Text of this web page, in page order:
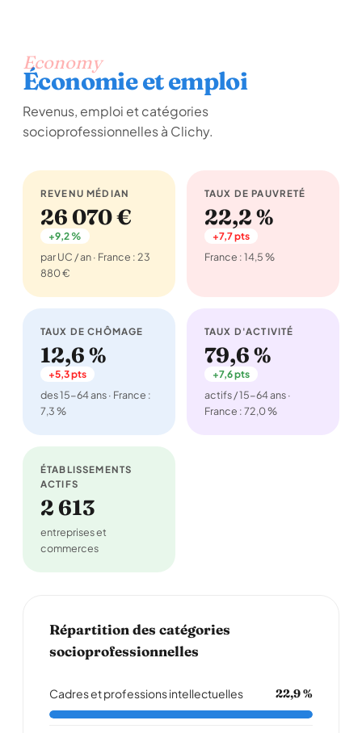
Economy
Économie et emploi
Revenus, emploi et catégories
socioprofessionnelles à Clichy.
REVENU MÉDIAN
26 070 €
+9,2 %
par UC / an · France : 23
880 €
TAUX DE PAUVRETÉ
22,2 %
+7,7 pts
France : 14,5 %
TAUX DE CHÔMAGE
12,6 %
+5,3 pts
des 15-64 ans · France :
7,3 %
TAUX D'ACTIVITÉ
79,6 %
+7,6 pts
actifs / 15-64 ans ·
France : 72,0 %
ÉTABLISSEMENTS
ACTIFS
2 613
entreprises et
commerces
Répartition des catégories
socioprofessionnelles
Cadres et professions intellectuelles 22,9 %